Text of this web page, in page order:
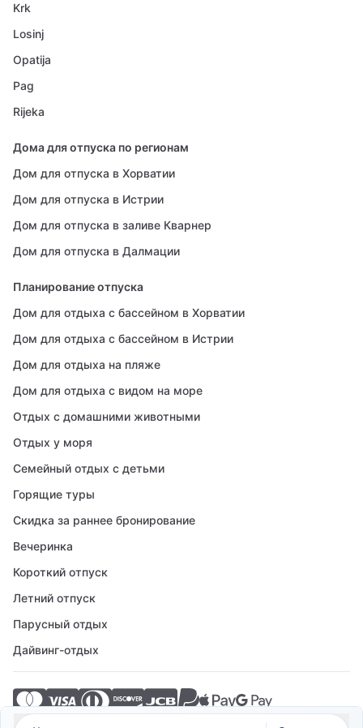
Krk
Losinj
Opatija
Pag
Rijeka
Дома для отпуска по регионам
Дом для отпуска в Хорватии
Дом для отпуска в Истрии
Дом для отпуска в заливе Кварнер
Дом для отпуска в Далмации
Планирование отпуска
Дом для отдыха с бассейном в Хорватии
Дом для отдыха с бассейном в Истрии
Дом для отдыха на пляже
Дом для отдыха с видом на море
Отдых с домашними животными
Отдых у моря
Семейный отдых с детьми
Горящие туры
Скидка за раннее бронирование
Вечеринка
Короткий отпуск
Летний отпуск
Парусный отдых
Дайвинг-отдых
© 2026 Crovillas GmbH